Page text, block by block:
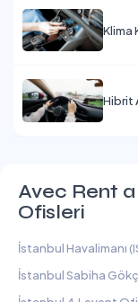
Klima
Hibrit
Avec Rent
Ofisleri
İstanbul Havalimanı
İstanbul Sabiha